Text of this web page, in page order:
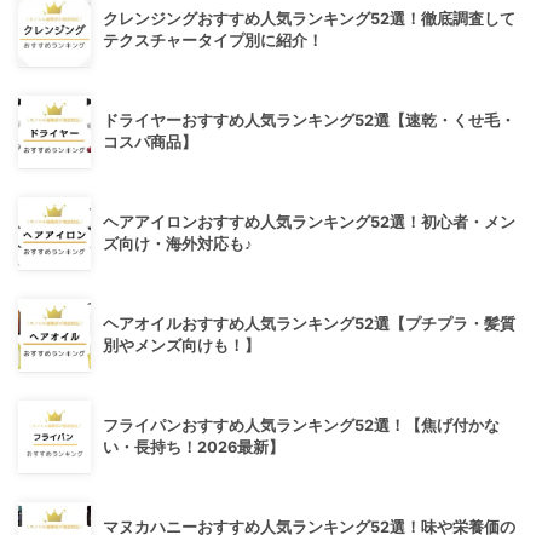
クレンジングおすすめ人気ランキング52選！徹底調査して
テクスチャータイプ別に紹介！
ドライヤーおすすめ人気ランキング52選【速乾・くせ毛・
コスパ商品】
ヘアアイロンおすすめ人気ランキング52選！初心者・メン
ズ向け・海外対応も♪
ヘアオイルおすすめ人気ランキング52選【プチプラ・髪質
別やメンズ向けも！】
フライパンおすすめ人気ランキング52選！【焦げ付かな
い・長持ち！2026最新】
マヌカハニーおすすめ人気ランキング52選！味や栄養価の